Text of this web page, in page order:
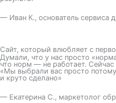
— Иван К., основатель сервиса
Сайт, который влюбляет с
Думали, что у нас просто
что норм — не работает. Сейчас
«Мы выбрали вас просто
и круто сделано»
— Екатерина С., маркетолог